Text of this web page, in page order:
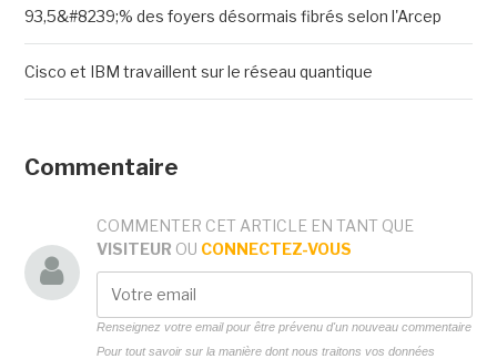
93,5&#8239;% des foyers désormais fibrés selon l'Arcep
Cisco et IBM travaillent sur le réseau quantique
Commentaire
COMMENTER CET ARTICLE EN TANT QUE
VISITEUR OU CONNECTEZ-VOUS
Renseignez votre email pour être prévenu d'un nouveau commentaire
Pour tout savoir sur la manière dont nous traitons vos données